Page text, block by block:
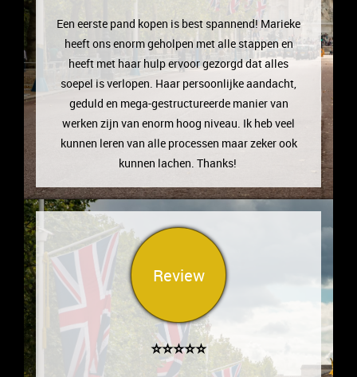
Een eerste pand kopen is best spannend! Marieke
heeft ons enorm geholpen met alle stappen en
heeft met haar hulp ervoor gezorgd dat alles
soepel is verlopen. Haar persoonlijke aandacht,
geduld en mega-gestructureerde manier van
werken zijn van enorm hoog niveau. Ik heb veel
kunnen leren van alle processen maar zeker ook
kunnen lachen. Thanks!
Review
⭐⭐⭐⭐⭐